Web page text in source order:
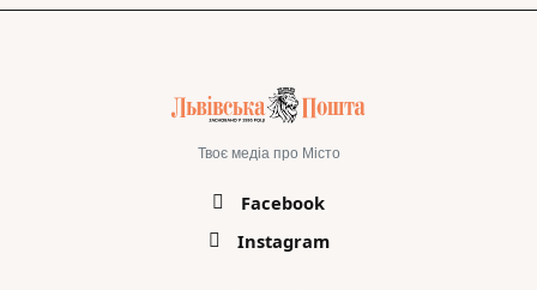
Твоє медіа про Місто
Facebook
Instagram